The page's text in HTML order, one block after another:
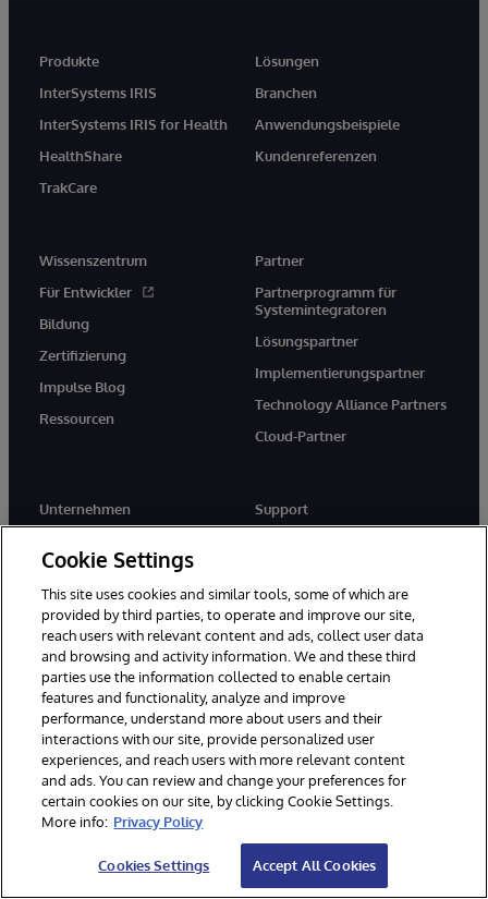
Produkte
InterSystems IRIS
InterSystems IRIS for Health
HealthShare
TrakCare
Lösungen
Branchen
Anwendungsbeispiele
Kundenreferenzen
Wissenszentrum
Für Entwickler
Bildung
Zertifizierung
Impulse Blog
Ressourcen
Partner
Partnerprogramm für
Systemintegratoren
Lösungspartner
Implementierungspartner
Technology Alliance Partners
Cloud-Partner
Unternehmen
Neuigkeiten
Veranstaltungen
Karriere
Support
Produktwarnungen und -
hinweise
© 1996-2026 InterSystems Corporation, Boston, MA. Alle Rechte
vorbehalten.
Mitteilungen/Geschäftsbedingungen
Cookie Settings
This site uses cookies and similar tools, some of which are
provided by third parties, to operate and improve our site,
reach users with relevant content and ads, collect user data
and browsing and activity information. We and these third
parties use the information collected to enable certain
features and functionality, analyze and improve
performance, understand more about users and their
interactions with our site, provide personalized user
experiences, and reach users with more relevant content
and ads. You can review and change your preferences for
certain cookies on our site, by clicking Cookie Settings.
More info: Privacy Policy
Cookies Settings Accept All Cookies